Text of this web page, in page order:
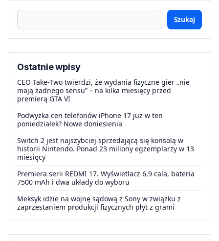
Szukaj
Ostatnie wpisy
CEO Take-Two twierdzi, że wydania fizyczne gier „nie
mają żadnego sensu” – na kilka miesięcy przed
premierą GTA VI
Podwyżka cen telefonów iPhone 17 już w ten
poniedziałek? Nowe doniesienia
Switch 2 jest najszybciej sprzedającą się konsolą w
historii Nintendo. Ponad 23 miliony egzemplarzy w 13
miesięcy
Premiera serii REDMI 17. Wyświetlacz 6,9 cala, bateria
7500 mAh i dwa układy do wyboru
Meksyk idzie na wojnę sądową z Sony w związku z
zaprzestaniem produkcji fizycznych płyt z grami